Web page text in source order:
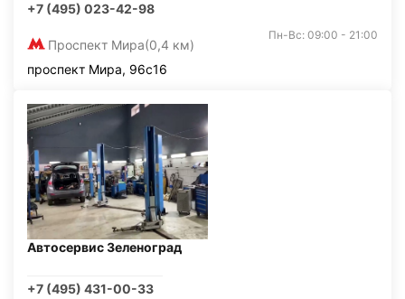
+7 (495) 023-42-98
Проспект Мира(0,4 км)
Пн-Вс: 09:00 - 21:00
проспект Мира, 96с16
Автосервис Зеленоград
+7 (495) 431-00-33